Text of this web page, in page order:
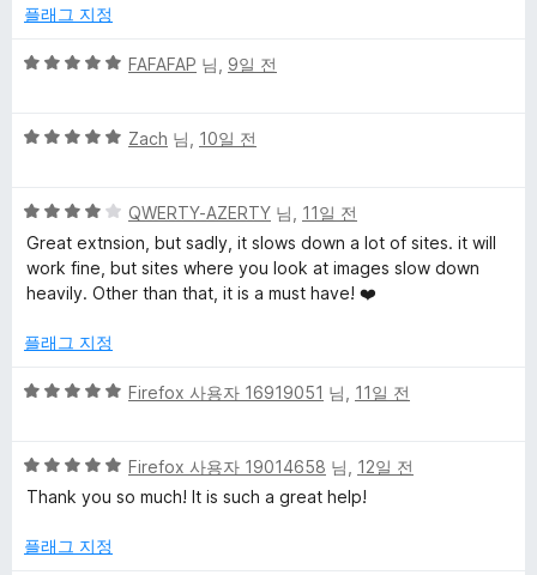
플래그 지정
5
점
점
FAFAFAP 님, 9일 전
5
점
에
5
점
Zach 님, 10일 전
5
점
만
점
4
QWERTY-AZERTY 님, 11일 전
Great extnsion, but sadly, it slows down a lot of sites. it will
work fine, but sites where you look at images slow down
heavily. Other than that, it is a must have! ❤️
플래그 지정
5
점
에
점
Firefox 사용자 16919051 님, 11일 전
5
점
점
Firefox 사용자 19014658 님, 12일 전
Thank you so much! It is such a great help!
플래그 지정